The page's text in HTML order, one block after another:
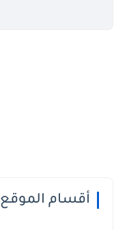
أقسام الموقع